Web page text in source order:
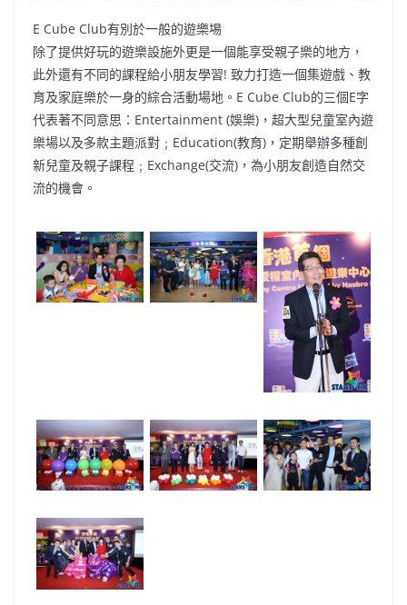
E Cube Club有別於一般的遊樂埸
除了提供好玩的遊樂設施外更是一個能享受親子樂的地方，
此外還有不同的課程給小朋友學習! 致力打造一個集遊戲、教
育及家庭樂於一身的綜合活動場地。E Cube Club的三個E字
代表著不同意思：Entertainment (娛樂)，超大型兒童室內遊
樂場以及多款主題派對﹔Education(教育)，定期舉辦多種創
新兒童及親子課程﹔Exchange(交流)，為小朋友創造自然交
流的機會。